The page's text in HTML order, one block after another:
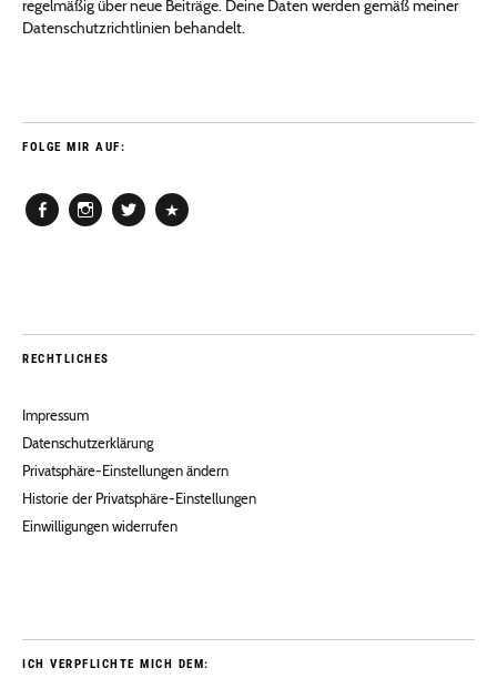
regelmäßig über neue Beiträge. Deine Daten werden gemäß meiner
Datenschutzrichtlinien behandelt.
FOLGE MIR AUF:
RECHTLICHES
Impressum
Datenschutzerklärung
Privatsphäre-Einstellungen ändern
Historie der Privatsphäre-Einstellungen
Einwilligungen widerrufen
ICH VERPFLICHTE MICH DEM: